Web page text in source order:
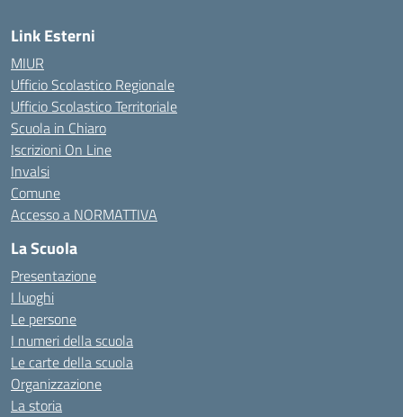
Link Esterni
MIUR
Ufficio Scolastico Regionale
Ufficio Scolastico Territoriale
Scuola in Chiaro
Iscrizioni On Line
Invalsi
Comune
Accesso a NORMATTIVA
La Scuola
Presentazione
I luoghi
Le persone
I numeri della scuola
Le carte della scuola
Organizzazione
La storia